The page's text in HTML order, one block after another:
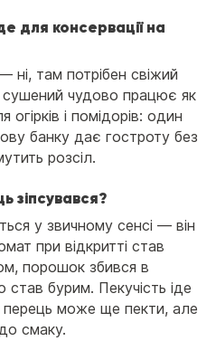
для консервації на
ні, там потрібен свіжий
сушений чудово працює як
і помідорів: один
банку дає гостроту без
розсіл.
зіпсувався?
у звичному сенсі — він
при відкритті став
порошок збився в
став бурим. Пекучість іде
може ще пекти, але
смаку.